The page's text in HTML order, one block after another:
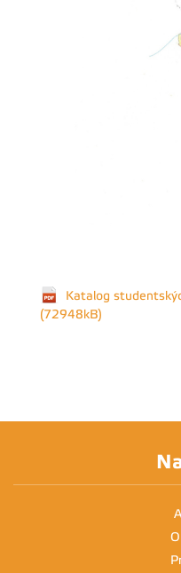
Katalog
(72948kB)